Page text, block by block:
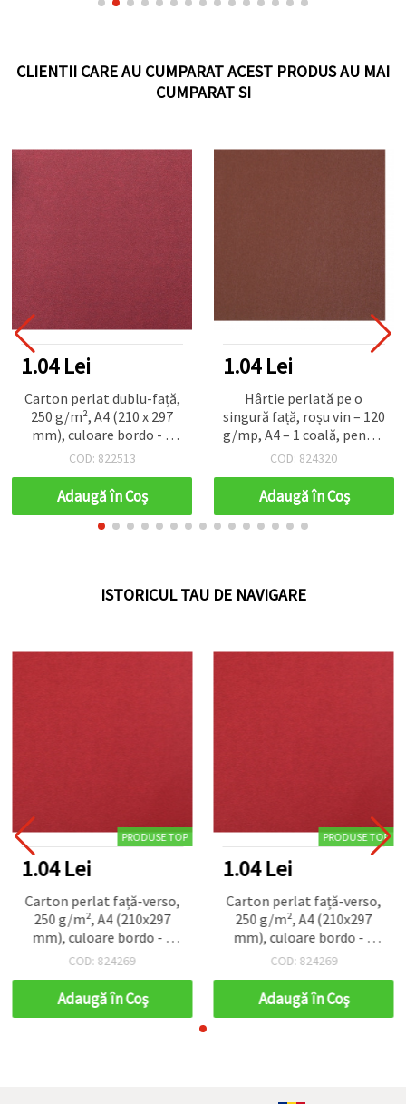
CLIENTII CARE AU CUMPARAT ACEST PRODUS AU MAI
CUMPARAT SI
1.04 Lei
Hârtie perlată pe o
singură față, roșu vin – 120
g/mp, A4 – 1 coală, pentru
craft și handmade
COD: 824320
Adaugă în Coş
1.56 Lei
Carton perlat dublu-față
250 g/m², A4 (210x297
mm), bej nisip - 1 bucată
COD: 822519
Adaugă în Coş
ISTORICUL TAU DE NAVIGARE
PRODUSE TOP
1.04 Lei
Carton perlat față-verso,
250 g/m², A4 (210x297
mm), culoare bordo - 1
bucată
COD: 824269
Adaugă în Coş
PRODUSE TOP
1.04 Lei
Carton perlat față-verso,
250 g/m², A4 (210x297
mm), culoare bordo - 1
bucată
COD: 824269
Adaugă în Coş